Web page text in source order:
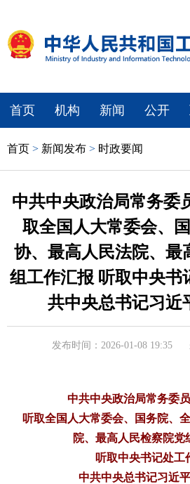
首页 机构 新闻 公开
首页 > 新闻发布 > 时政要闻
中共中央政治局常务委
取全国人大常委会、
协、最高人民法院、最
组工作汇报 听取中央书
共中央总书记习近
发布时间：2026-01-08 19:35
中共中央政治局常务委
听取全国人大常委会、国务院、
院、最高人民检察院党
听取中央书记处工
中共中央总书记习近